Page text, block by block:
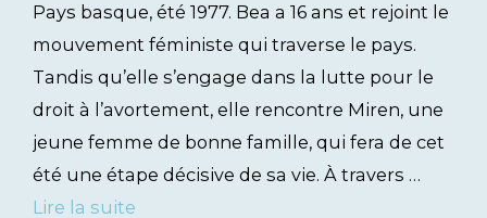
Pays basque, été 1977. Bea a 16 ans et rejoint le
mouvement féministe qui traverse le pays.
Tandis qu’elle s’engage dans la lutte pour le
droit à l’avortement, elle rencontre Miren, une
jeune femme de bonne famille, qui fera de cet
été une étape décisive de sa vie. À travers …
Lire la suite